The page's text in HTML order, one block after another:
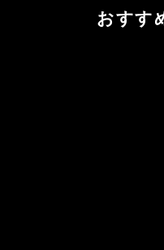
おすす